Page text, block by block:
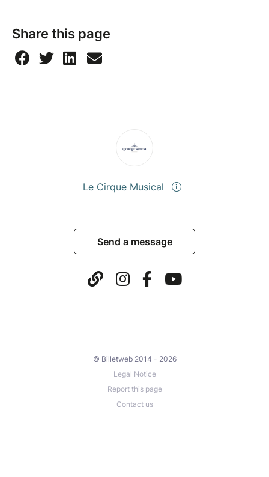
Share this page
Le Cirque Musical
Send a message
© Billetweb 2014 - 2026
Legal Notice
Report this page
Contact us